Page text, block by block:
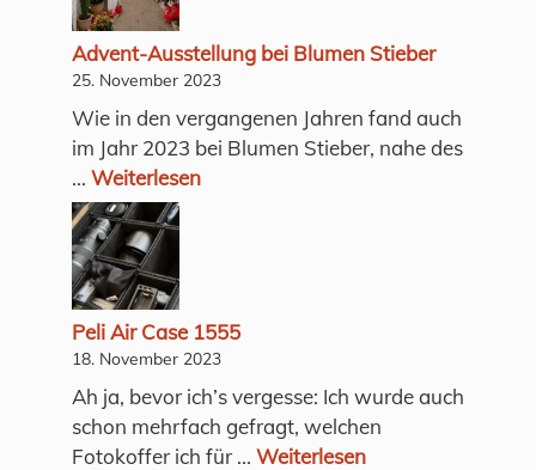
Advent-Ausstellung bei Blumen Stieber
25. November 2023
Wie in den vergangenen Jahren fand auch
im Jahr 2023 bei Blumen Stieber, nahe des
... Weiterlesen
Peli Air Case 1555
18. November 2023
Ah ja, bevor ich’s vergesse: Ich wurde auch
schon mehrfach gefragt, welchen
Fotokoffer ich für ... Weiterlesen